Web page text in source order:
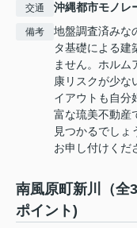
交通 沖縄都市モノレ
備考
地盤調査済みな
タ基礎による建
ません。ホルム
康リスクが少な
イアウトも自分
富な琉美不動産
見つかるでし
お申し付けくだ
南風原町新川（全
ポイント)